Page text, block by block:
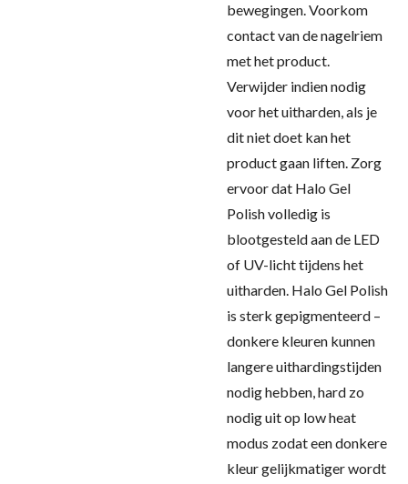
bewegingen. Voorkom
contact van de nagelriem
met het product.
Verwijder indien nodig
voor het uitharden, als je
dit niet doet kan het
product gaan liften. Zorg
ervoor dat Halo Gel
Polish volledig is
blootgesteld aan de LED
of UV-licht tijdens het
uitharden. Halo Gel Polish
is sterk gepigmenteerd –
donkere kleuren kunnen
langere uithardingstijden
nodig hebben, hard zo
nodig uit op low heat
modus zodat een donkere
kleur gelijkmatiger wordt